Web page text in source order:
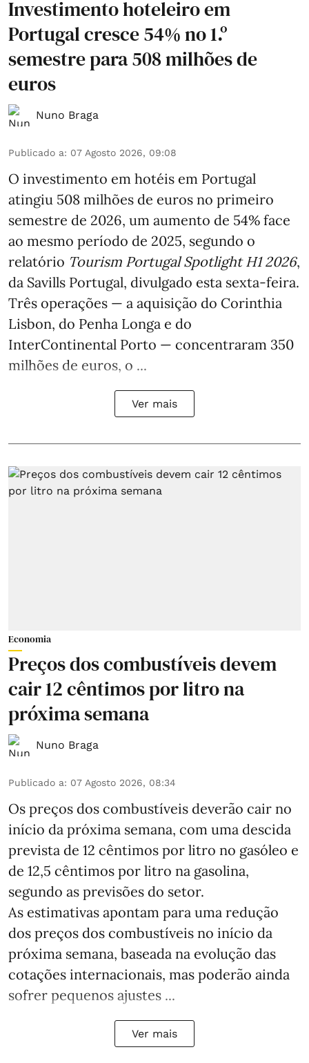
Investimento hoteleiro em
Portugal cresce 54% no 1.º
semestre para 508 milhões de
euros
Nuno Braga
Publicado a: 07 Agosto 2026, 09:08
O investimento em hotéis em Portugal
atingiu 508 milhões de euros no primeiro
semestre de 2026, um aumento de 54% face
ao mesmo período de 2025, segundo o
relatório Tourism Portugal Spotlight H1 2026,
da Savills Portugal, divulgado esta sexta-feira.
Três operações — a aquisição do Corinthia
Lisbon, do Penha Longa e do
InterContinental Porto — concentraram 350
milhões de euros, o ...
Ver mais
Economia
Preços dos combustíveis devem
cair 12 cêntimos por litro na
próxima semana
Nuno Braga
Publicado a: 07 Agosto 2026, 08:34
Os preços dos combustíveis deverão cair no
início da próxima semana, com uma descida
prevista de 12 cêntimos por litro no gasóleo e
de 12,5 cêntimos por litro na gasolina,
segundo as previsões do setor.
As estimativas apontam para uma redução
dos preços dos combustíveis no início da
próxima semana, baseada na evolução das
cotações internacionais, mas poderão ainda
sofrer pequenos ajustes ...
Ver mais